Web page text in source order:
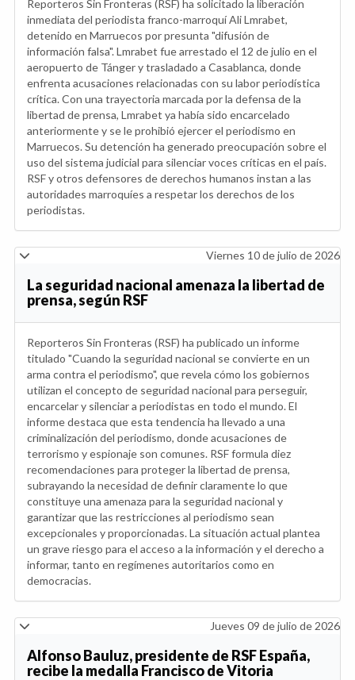
Reporteros Sin Fronteras (RSF) ha solicitado la liberación
inmediata del periodista franco-marroquí Ali Lmrabet,
detenido en Marruecos por presunta "difusión de
información falsa". Lmrabet fue arrestado el 12 de julio en el
aeropuerto de Tánger y trasladado a Casablanca, donde
enfrenta acusaciones relacionadas con su labor periodística
crítica. Con una trayectoria marcada por la defensa de la
libertad de prensa, Lmrabet ya había sido encarcelado
anteriormente y se le prohibió ejercer el periodismo en
Marruecos. Su detención ha generado preocupación sobre el
uso del sistema judicial para silenciar voces críticas en el país.
RSF y otros defensores de derechos humanos instan a las
autoridades marroquíes a respetar los derechos de los
periodistas.
Viernes 10 de julio de 2026
La seguridad nacional amenaza la libertad de
prensa, según RSF
Reporteros Sin Fronteras (RSF) ha publicado un informe
titulado "Cuando la seguridad nacional se convierte en un
arma contra el periodismo", que revela cómo los gobiernos
utilizan el concepto de seguridad nacional para perseguir,
encarcelar y silenciar a periodistas en todo el mundo. El
informe destaca que esta tendencia ha llevado a una
criminalización del periodismo, donde acusaciones de
terrorismo y espionaje son comunes. RSF formula diez
recomendaciones para proteger la libertad de prensa,
subrayando la necesidad de definir claramente lo que
constituye una amenaza para la seguridad nacional y
garantizar que las restricciones al periodismo sean
excepcionales y proporcionadas. La situación actual plantea
un grave riesgo para el acceso a la información y el derecho a
informar, tanto en regímenes autoritarios como en
democracias.
Jueves 09 de julio de 2026
Alfonso Bauluz, presidente de RSF España,
recibe la medalla Francisco de Vitoria